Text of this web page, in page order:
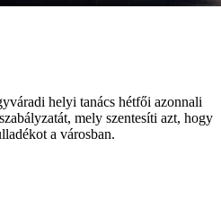
helyi tanács hétfői azonnali
mely szentesíti azt, hogy
a városban.